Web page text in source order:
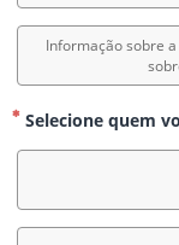
Informação sobre
Selecione quem